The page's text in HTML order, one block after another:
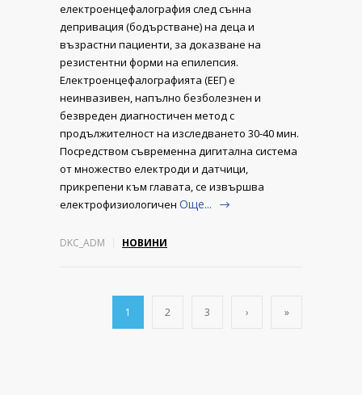
електроенцефалография след сънна
депривация (бодърстване) на деца и
възрастни пациенти, за доказване на
резистентни форми на епилепсия.
Електроенцефалографията (ЕЕГ) е
неинвазивен, напълно безболезнен и
безвреден диагностичен метод с
продължителност на изследването 30-40 мин.
Посредством съвременна дигитална система
от множество електроди и датчици,
прикрепени към главата, се извършва
електрофизиологичен Още...
DKC_ADM НОВИНИ
1 2 3 › »